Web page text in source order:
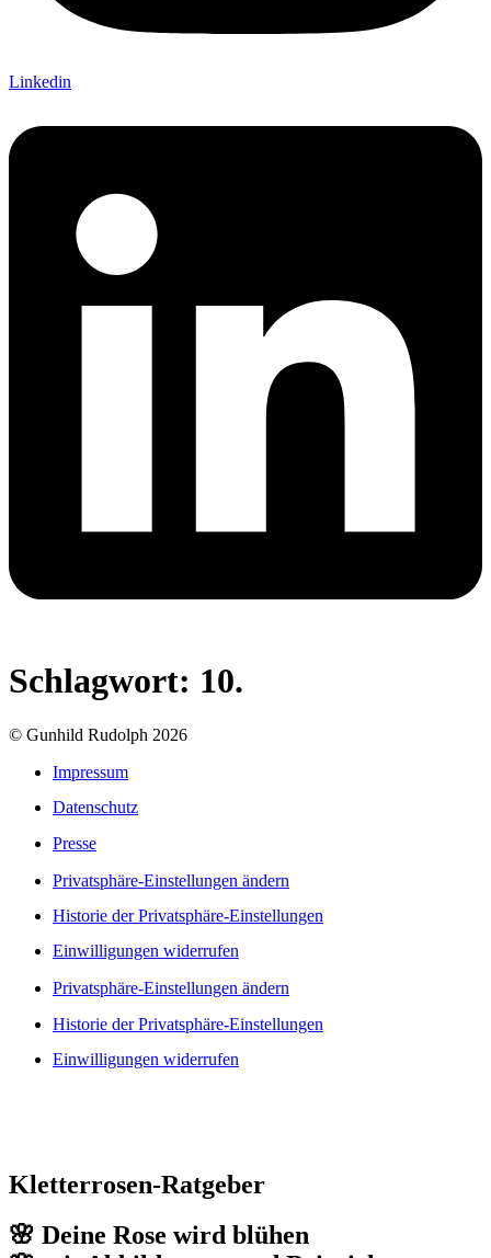
Linkedin
Schlagwort: 10.
© Gunhild Rudolph 2026
Impressum
Datenschutz
Presse
Privatsphäre-Einstellungen ändern
Historie der Privatsphäre-Einstellungen
Einwilligungen widerrufen
Privatsphäre-Einstellungen ändern
Historie der Privatsphäre-Einstellungen
Einwilligungen widerrufen
Kletterrosen-Ratgeber
🌸 Deine Rose wird blühen